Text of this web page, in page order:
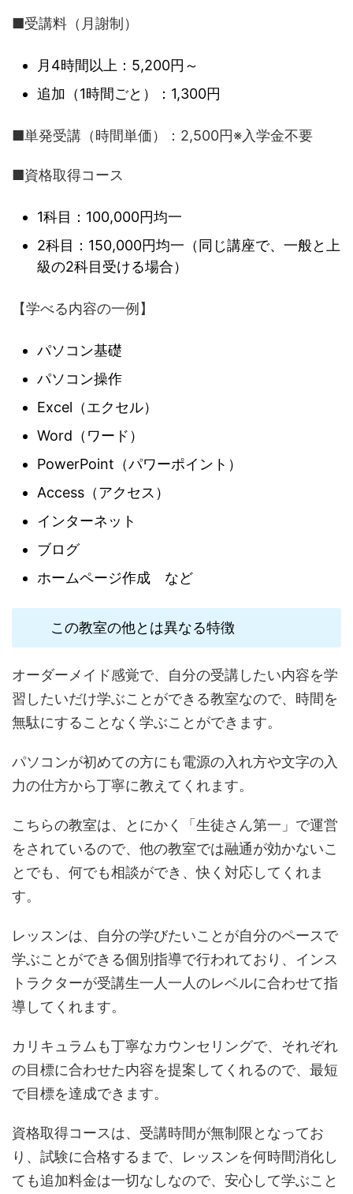
■受講料（月謝制）
月4時間以上：5,200円～
追加（1時間ごと）：1,300円
■単発受講（時間単価）：2,500円※入学金不要
■資格取得コース
1科目：100,000円均一
2科目：150,000円均一（同じ講座で、一般と上
級の2科目受ける場合）
【学べる内容の一例】
パソコン基礎
パソコン操作
Excel（エクセル）
Word（ワード）
PowerPoint（パワーポイント）
Access（アクセス）
インターネット
ブログ
ホームページ作成 など
この教室の他とは異なる特徴
オーダーメイド感覚で、自分の受講したい内容を学
習したいだけ学ぶことができる教室なので、時間を
無駄にすることなく学ぶことができます。
パソコンが初めての方にも電源の入れ方や文字の入
力の仕方から丁寧に教えてくれます。
こちらの教室は、とにかく「生徒さん第一」で運営
をされているので、他の教室では融通が効かないこ
とでも、何でも相談ができ、快く対応してくれま
す。
レッスンは、自分の学びたいことが自分のペースで
学ぶことができる個別指導で行われており、インス
トラクターが受講生一人一人のレベルに合わせて指
導してくれます。
カリキュラムも丁寧なカウンセリングで、それぞれ
の目標に合わせた内容を提案してくれるので、最短
で目標を達成できます。
資格取得コースは、受講時間が無制限となってお
り、試験に合格するまで、レッスンを何時間消化し
ても追加料金は一切なしなので、安心して学ぶこと